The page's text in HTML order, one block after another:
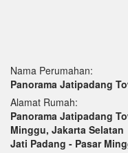
Nama Perumahan:
Panorama Jatipadang
Alamat Rumah:
Panorama Jatipadang
Minggu, Jakarta Selatan
Jati Padang - Pasar